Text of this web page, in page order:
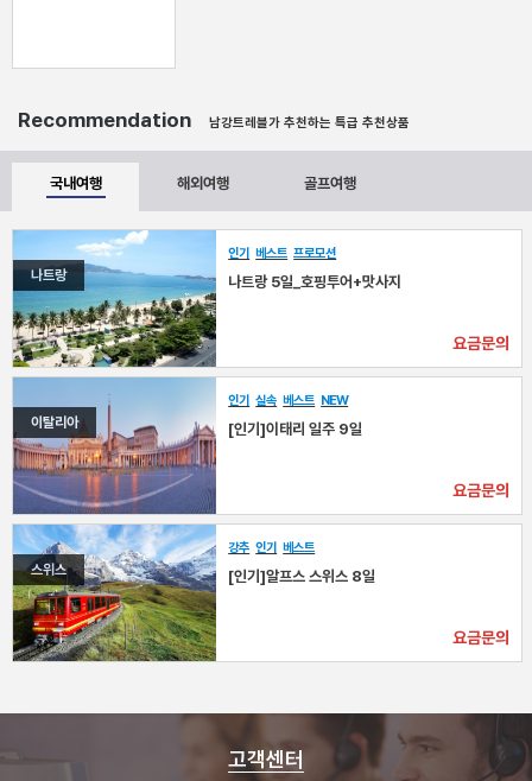
Recommendation 남강트레블가 추천하는 특급 추천상품
국내여행 해외여행 골프여행
나트랑
인기 베스트 프로모션
나트랑 5일_호핑투어+맛사지
요금문의
이탈리아
인기 실속 베스트 NEW
[인기]이태리 일주 9일
요금문의
스위스
강추 인기 베스트
[인기]알프스 스위스 8일
요금문의
고객센터